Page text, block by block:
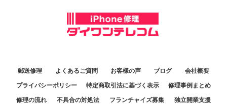
郵送修理 よくあるご質問 お客様の声 ブログ 会社概要
プライバシーポリシー 特定商取引法に基づく表示 修理事例まとめ
修理の流れ 不具合の対処法 フランチャイズ募集 独立開業支援